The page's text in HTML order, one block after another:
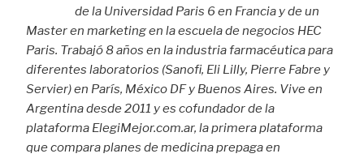
de la Universidad Paris 6 en Francia y de un
Master en marketing en la escuela de negocios HEC
Paris. Trabajó 8 años en la industria farmacéutica para
diferentes laboratorios (Sanofi, Eli Lilly, Pierre Fabre y
Servier) en París, México DF y Buenos Aires. Vive en
Argentina desde 2011 y es cofundador de la
plataforma ElegiMejor.com.ar, la primera plataforma
que compara planes de medicina prepaga en